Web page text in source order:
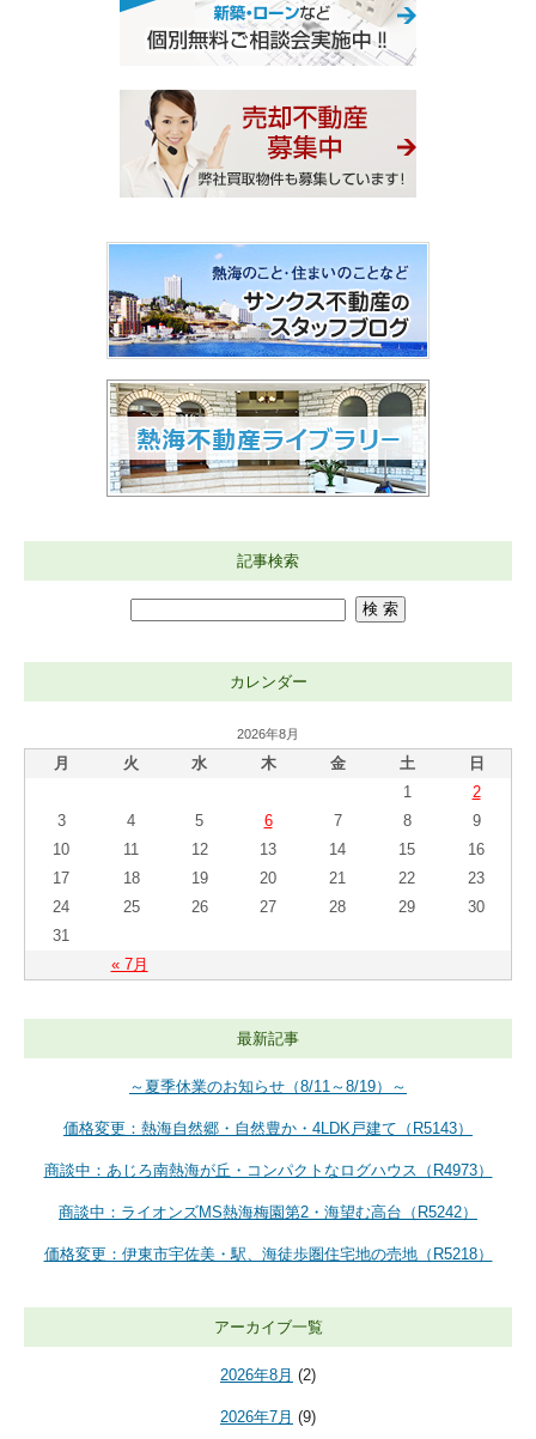
記事検索
カレンダー
2026年8月
月 火 水 木 金 土 日
« 7月
1
2
3
4 5 6 7 8
9
10
11 12 13 14 15
16
17
18 19 20 21 22
23
24
25 26 27 28 29
30
31
最新記事
～夏季休業のお知らせ（8/11～8/19）～
価格変更：熱海自然郷・自然豊か・4LDK戸建て（R5143）
商談中：あじろ南熱海が丘・コンパクトなログハウス（R4973）
商談中：ライオンズMS熱海梅園第2・海望む高台（R5242）
価格変更：伊東市宇佐美・駅、海徒歩圏住宅地の売地（R5218）
アーカイブ一覧
2026年8月 (2)
2026年7月 (9)